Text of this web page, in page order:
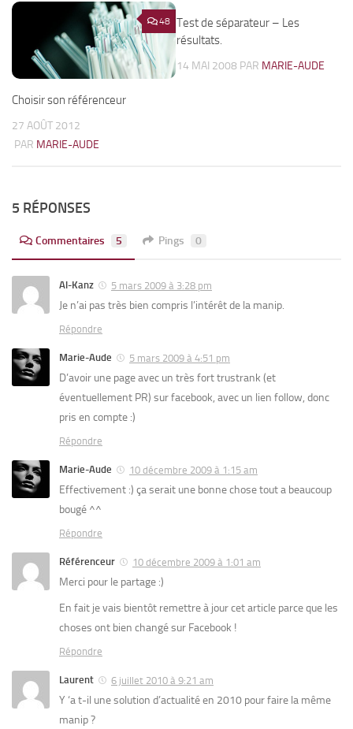
48
Choisir son référenceur
27 AOÛT 2012
PAR MARIE-AUDE
Test de séparateur – Les
résultats.
14 MAI 2008 PAR MARIE-AUDE
5 RÉPONSES
Commentaires 5 Pings 0
Al-Kanz 5 mars 2009 à 3:28 pm
Je n’ai pas très bien compris l’intérêt de la manip.
Répondre
Marie-Aude 5 mars 2009 à 4:51 pm
D’avoir une page avec un très fort trustrank (et
éventuellement PR) sur facebook, avec un lien follow, donc
pris en compte :)
Répondre
Marie-Aude 10 décembre 2009 à 1:15 am
Effectivement :) ça serait une bonne chose tout a beaucoup
bougé ^^
Répondre
Référenceur 10 décembre 2009 à 1:01 am
Merci pour le partage :)
En fait je vais bientôt remettre à jour cet article parce que les
choses ont bien changé sur Facebook !
Répondre
Laurent 6 juillet 2010 à 9:21 am
Y ‘a t-il une solution d’actualité en 2010 pour faire la même
manip ?